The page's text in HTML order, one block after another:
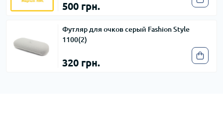
500 грн.
Футляр для очков серый Fashion Style
1100(2)
320 грн.